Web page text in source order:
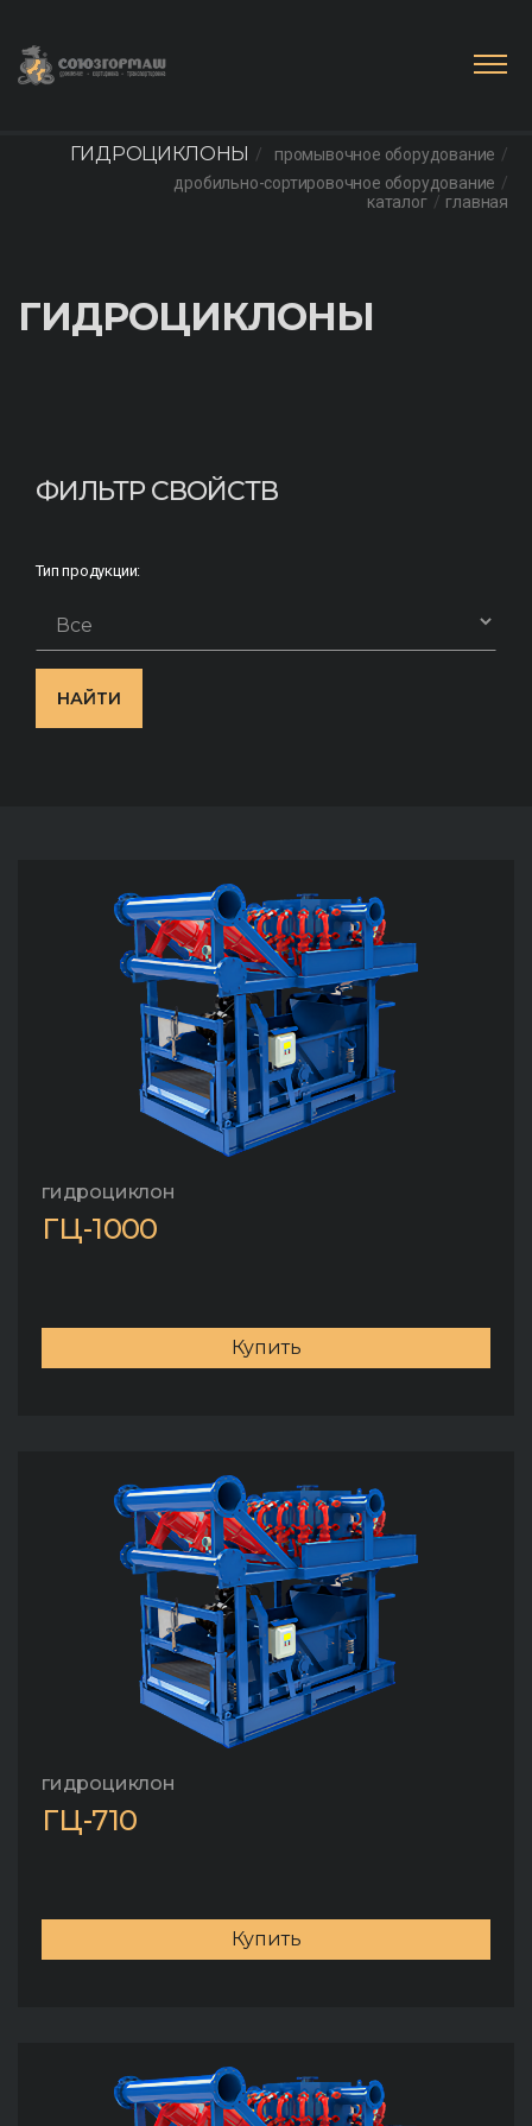
главная
каталог
дробильно-сортировочное оборудование
промывочное оборудование
ГИДРОЦИКЛОНЫ
ГИДРОЦИКЛОНЫ
ФИЛЬТР СВОЙСТВ
Тип продукции:
НАЙТИ
гидроциклон
ГЦ-1000
Купить
гидроциклон
ГЦ-710
Купить